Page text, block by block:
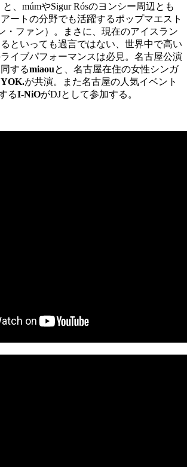
、múmやSigur Rósのヨンシー周辺とも
ートの分野でも活躍するポップマエスト
・ファン）。まさに、現在のアイスラン
といっても過言ではない、世界中で高い
イブパフォーマンスは必見。名古屋公演
するmiaouと、名古屋在住の女性シンガ
YOK.が共演。また名古屋の人気イベント
るI-NiOがDJとして参加する。